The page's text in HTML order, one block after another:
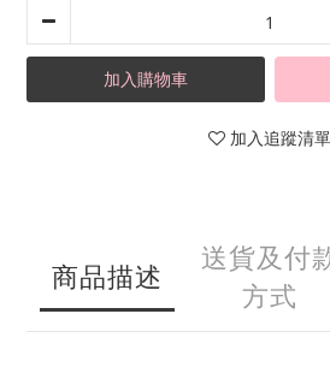
加入購物車
加入追蹤清單
商品描述
送貨及付
方式